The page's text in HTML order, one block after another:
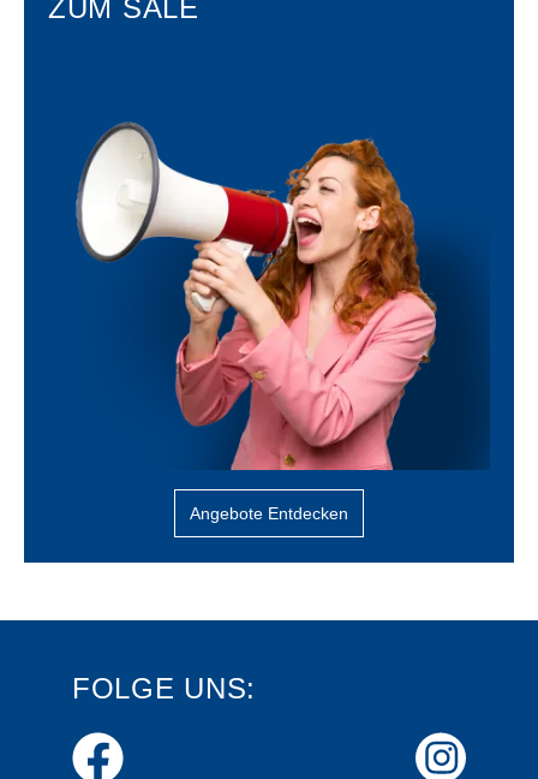
ZUM SALE
Angebote Entdecken
FOLGE UNS: